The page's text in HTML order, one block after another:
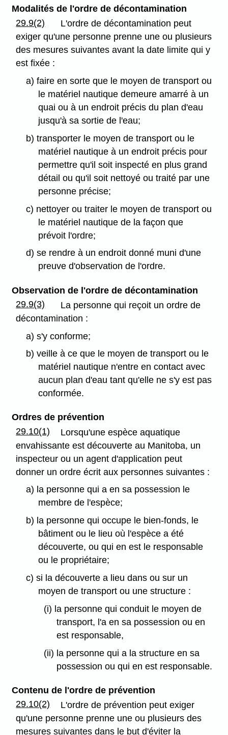
Modalités de l'ordre de décontamination
29.9(2)
L'ordre de décontamination peut
exiger qu'une personne prenne une ou plusieurs
des mesures suivantes avant la date limite qui y
est fixée :
a) faire en sorte que le moyen de transport ou
le matériel nautique demeure amarré à un
quai ou à un endroit précis du plan d'eau
jusqu'à sa sortie de l'eau;
b) transporter le moyen de transport ou le
matériel nautique à un endroit précis pour
permettre qu'il soit inspecté en plus grand
détail ou qu'il soit nettoyé ou traité par une
personne précise;
c) nettoyer ou traiter le moyen de transport ou
le matériel nautique de la façon que
prévoit l'ordre;
d) se rendre à un endroit donné muni d'une
preuve d'observation de l'ordre.
Observation de l'ordre de décontamination
29.9(3)
La personne qui reçoit un ordre de
décontamination :
a) s'y conforme;
b) veille à ce que le moyen de transport ou le
matériel nautique n'entre en contact avec
aucun plan d'eau tant qu'elle ne s'y est pas
conformée.
Ordres de prévention
29.10(1)
Lorsqu'une espèce aquatique
envahissante est découverte au Manitoba, un
inspecteur ou un agent d'application peut
donner un ordre écrit aux personnes suivantes :
a) la personne qui a en sa possession le
membre de l'espèce;
b) la personne qui occupe le bien-fonds, le
bâtiment ou le lieu où l'espèce a été
découverte, ou qui en est le responsable
ou le propriétaire;
c) si la découverte a lieu dans ou sur un
moyen de transport ou une structure :
(i) la personne qui conduit le moyen de
transport, l'a en sa possession ou en
est responsable,
(ii) la personne qui a la structure en sa
possession ou qui en est responsable.
Contenu de l'ordre de prévention
29.10(2)
L'ordre de prévention peut exiger
qu'une personne prenne une ou plusieurs des
mesures suivantes dans le but d'éviter la